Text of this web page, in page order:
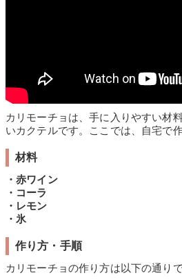
カリモーチョは、手に入りやすい材
いカクテルです。ここでは、自宅で
材料
・赤ワイン
・コーラ
・レモン
・氷
作り方・手順
カリモーチョの作り方は以下の通りで